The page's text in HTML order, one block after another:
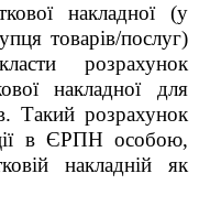
накладної (у
товарів/послуг)
розрахунок
накладної для
Такий розрахунок
в ЄРПН особою,
накладній як